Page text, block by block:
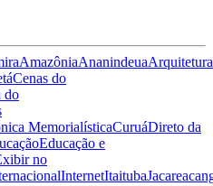
AmazôniaAnanindeuaArquitetura
Cenas do
do
MemorialísticaCuruáDireto da
Educação e
no
InternetItaituba